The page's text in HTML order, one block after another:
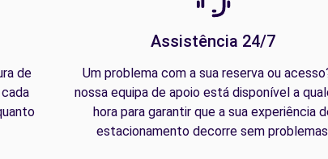
de
Assistência 24/7
Um problema com a sua reserva ou
nossa equipa de apoio está disponível a
hora para garantir que a sua experiência
estacionamento decorre sem